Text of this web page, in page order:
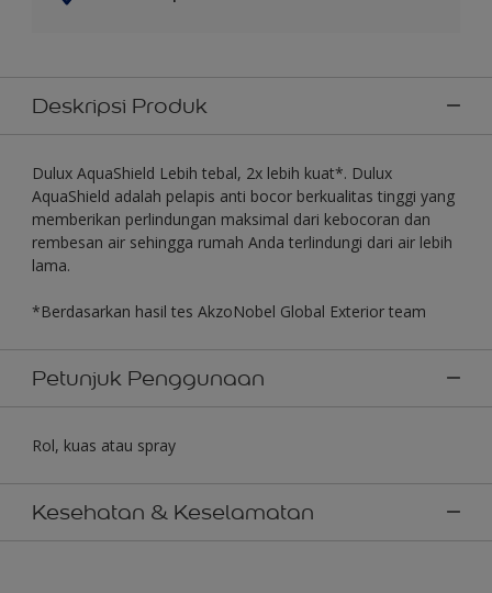
Deskripsi Produk
Dulux AquaShield Lebih tebal, 2x lebih kuat*. Dulux
AquaShield adalah pelapis anti bocor berkualitas tinggi yang
memberikan perlindungan maksimal dari kebocoran dan
rembesan air sehingga rumah Anda terlindungi dari air lebih
lama.
*Berdasarkan hasil tes AkzoNobel Global Exterior team
Petunjuk Penggunaan
Rol, kuas atau spray
Kesehatan & Keselamatan